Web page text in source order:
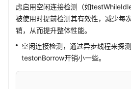
实
现
游
回
档
虑启用空闲连接检测（如
被使用时提前检测其有效性，减少每
销，从而提升整体性能。
空闲连接检测，通过异步线程来探
testonBorrow开销小一些。